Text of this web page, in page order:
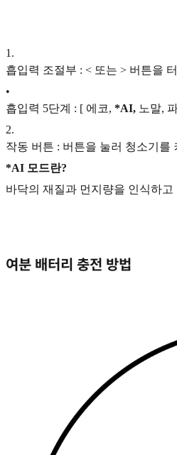
1 .
흡입력 조절부 : < 또는 > 버튼을
•
흡입력 5단계 : [ 에코, *AI, 노말,
2.
작동 버튼 : 버튼을 눌러 청소기를
*AI 모드란?
바닥의 재질과 먼지량을 인식하
여분 배터리 충전 방법